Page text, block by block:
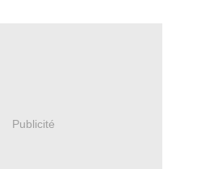
Publicité